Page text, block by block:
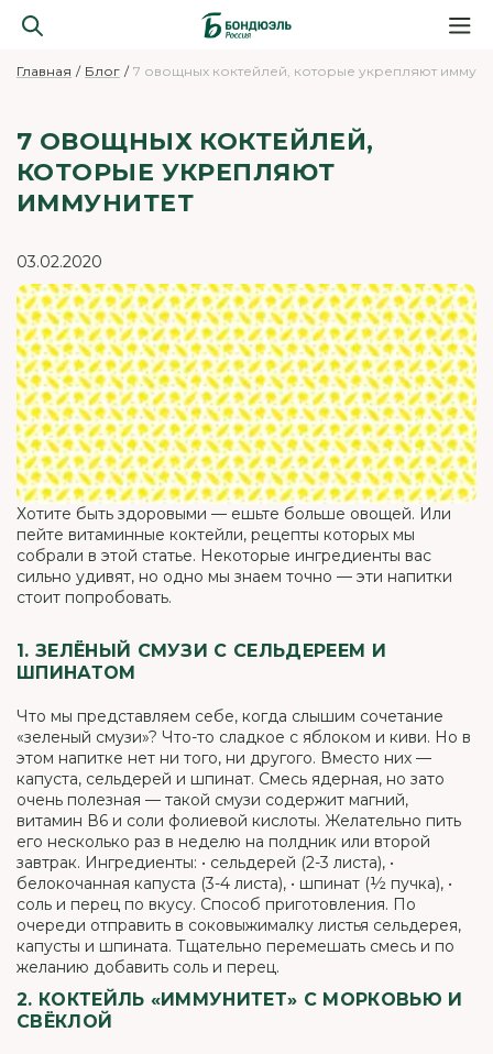
Главная Блог 7 овощных коктейлей, которые укрепляют
7 ОВОЩНЫХ КОКТЕЙЛЕЙ,
КОТОРЫЕ УКРЕПЛЯЮТ
ИММУНИТЕТ
03.02.2020
Хотите быть здоровыми — ешьте больше овощей. Или
пейте витаминные коктейли, рецепты которых мы
собрали в этой статье. Некоторые ингредиенты вас
сильно удивят, но одно мы знаем точно — эти напитки
стоит попробовать.
1. ЗЕЛЁНЫЙ СМУЗИ С СЕЛЬДЕРЕЕМ И
ШПИНАТОМ
Что мы представляем себе, когда слышим сочетание
«зеленый смузи»? Что-то сладкое с яблоком и киви. Но в
этом напитке нет ни того, ни другого. Вместо них —
капуста, сельдерей и шпинат. Смесь ядерная, но зато
очень полезная — такой смузи содержит магний,
витамин В6 и соли фолиевой кислоты. Желательно пить
его несколько раз в неделю на полдник или второй
завтрак. Ингредиенты: • сельдерей (2-3 листа), •
белокочанная капуста (3-4 листа), • шпинат (½ пучка), •
соль и перец по вкусу. Способ приготовления. По
очереди отправить в соковыжималку листья сельдерея,
капусты и шпината. Тщательно перемешать смесь и по
желанию добавить соль и перец.
2. КОКТЕЙЛЬ «ИММУНИТЕТ» С МОРКОВЬЮ И
СВЁКЛОЙ